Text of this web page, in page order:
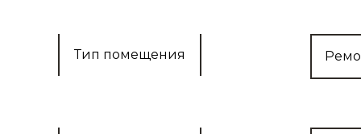
Монтаж полов
Отделка стен/
Тип помещения